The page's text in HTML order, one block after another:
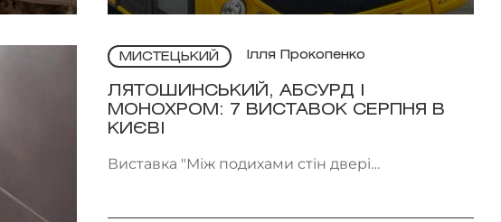
МИСТЕЦЬКИЙ Ілля Прокопенко
ЛЯТОШИНСЬКИЙ, АБСУРД І
МОНОХРОМ: 7 ВИСТАВОК СЕРПНЯ В
КИЄВІ
Виставка "Між подихами стін двері